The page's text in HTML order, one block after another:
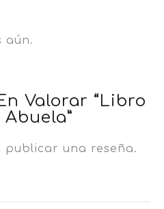
aún.
Valorar “Libro
publicar una reseña.